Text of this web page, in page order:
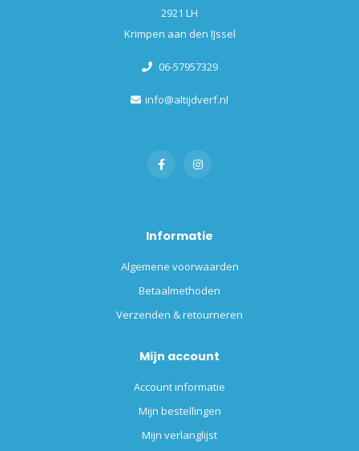
2921 LH
Krimpen aan den IJssel
06-57957329
info@altijdverf.nl
Informatie
Algemene voorwaarden
Betaalmethoden
Verzenden & retourneren
Mijn account
Account informatie
Mijn bestellingen
Mijn verlanglijst